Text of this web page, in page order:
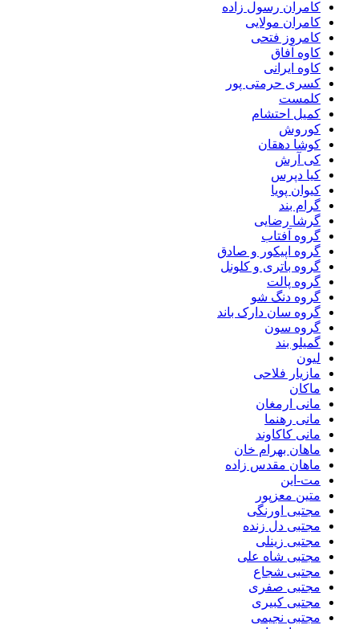
کامران رسول زاده
کامران مولایی
کامروز فتحی
کاوه آفاق
کاوه ایرانی
کسری حرمتی پور
کلمست
کمیل احتشام
کوروش
کوشا دهقان
کی آرش
کیا دپرس
کیوان پویا
گرام بند
گرشا رضایی
گروه آفتاب
گروه اپیکور و صادق
گروه باتری و کلونل
گروه پالت
گروه دنگ شو
گروه سان دارک باند
گروه سون
گمیلو بند
لیون
مازیار فلاحی
ماکان
مانی ارمغان
مانی رهنما
مانی کاکاوند
ماهان بهرام خان
ماهان مقدس زاده
مت-این
متین معزپور
مجتبی اورنگی
مجتبی دل زنده
مجتبی زینلی
مجتبی شاه علی
مجتبی شجاع
مجتبی صفری
مجتبی کبیری
مجتبی نجیمی